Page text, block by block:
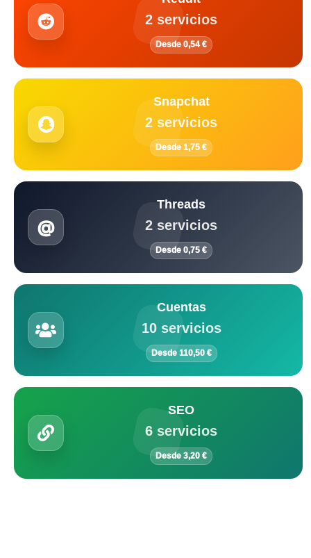
2 servicios
Desde 0,54 €
Snapchat
2 servicios
Desde 1,75 €
Threads
2 servicios
Desde 0,75 €
Cuentas
10 servicios
Desde 110,50 €
SEO
6 servicios
Desde 3,20 €